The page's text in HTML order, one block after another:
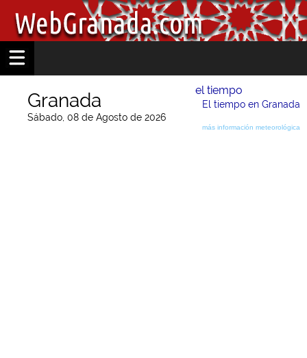
Granada
Sábado, 08 de Agosto de 2026
el tiempo
El tiempo en Granada
más información meteorológica